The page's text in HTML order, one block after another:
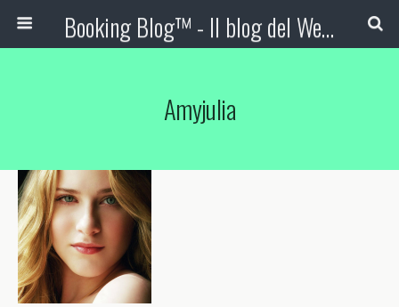
Booking Blog™ - Il blog del Web Marketing Turistico
Amyjulia